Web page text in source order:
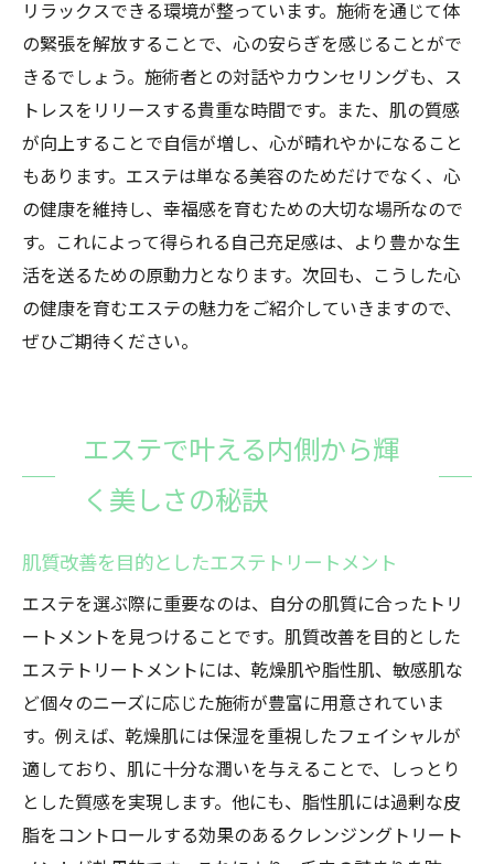
リラックスできる環境が整っています。施術を通じて体
の緊張を解放することで、心の安らぎを感じることがで
きるでしょう。施術者との対話やカウンセリングも、ス
トレスをリリースする貴重な時間です。また、肌の質感
が向上することで自信が増し、心が晴れやかになること
もあります。エステは単なる美容のためだけでなく、心
の健康を維持し、幸福感を育むための大切な場所なので
す。これによって得られる自己充足感は、より豊かな生
活を送るための原動力となります。次回も、こうした心
の健康を育むエステの魅力をご紹介していきますので、
ぜひご期待ください。
エステで叶える内側から輝
く美しさの秘訣
肌質改善を目的としたエステトリートメント
エステを選ぶ際に重要なのは、自分の肌質に合ったトリ
ートメントを見つけることです。肌質改善を目的とした
エステトリートメントには、乾燥肌や脂性肌、敏感肌な
ど個々のニーズに応じた施術が豊富に用意されていま
す。例えば、乾燥肌には保湿を重視したフェイシャルが
適しており、肌に十分な潤いを与えることで、しっとり
とした質感を実現します。他にも、脂性肌には過剰な皮
脂をコントロールする効果のあるクレンジングトリート